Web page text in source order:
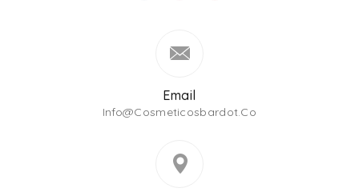
Email
Info@cosmeticosbardot.co